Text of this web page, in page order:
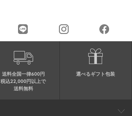
送料全国一律600円
税込22,000円以上で
送料無料
選べるギフト包装